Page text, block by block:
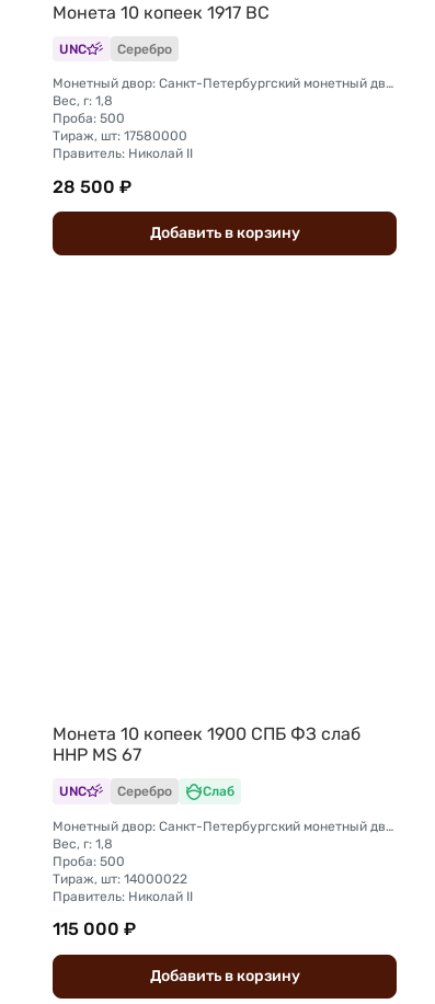
Монета 10 копеек 1917 ВС
UNC Серебро
Монетный двор: Санкт-Петербургский монетный двор
Вес, г: 1,8
Проба: 500
Тираж, шт: 17580000
Правитель: Николай II
28 500 ₽
Добавить вкорзину
Монета 10 копеек 1900 СПБ ФЗ слаб
ННР MS 67
UNC Серебро Слаб
Монетный двор: Санкт-Петербургский монетный двор
Вес, г: 1,8
Проба: 500
Тираж, шт: 14000022
Правитель: Николай II
115 000 ₽
Добавить вкорзину